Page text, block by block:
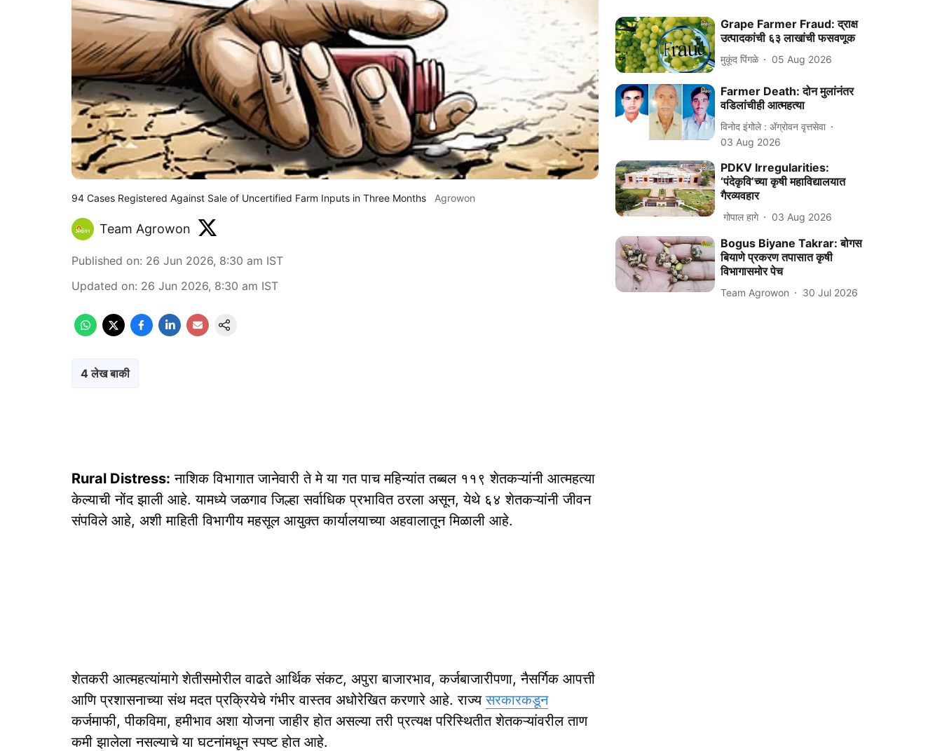
94 Cases Registered Against Sale of Uncertified Farm Inputs in Three Months Agrowon
Team Agrowon
Published on: 26 Jun 2026, 8:30 am IST
Updated on: 26 Jun 2026, 8:30 am IST
4 लेख बाकी
Rural Distress: नाशिक विभागात जानेवारी ते मे या गत पाच महिन्यांत तब्बल ११९ शेतकऱ्यांनी आत्महत्या
केल्याची नोंद झाली आहे. यामध्ये जळगाव जिल्हा सर्वाधिक प्रभावित ठरला असून, येथे ६४ शेतकऱ्यांनी जीवन
संपविले आहे, अशी माहिती विभागीय महसूल आयुक्त कार्यालयाच्या अहवालातून मिळाली आहे.
शेतकरी आत्महत्यांमागे शेतीसमोरील वाढते आर्थिक संकट, अपुरा बाजारभाव, कर्जबाजारीपणा, नैसर्गिक आपत्ती
आणि प्रशासनाच्या संथ मदत प्रक्रियेचे गंभीर वास्तव अधोरेखित करणारे आहे. राज्यसरकारकडून
कर्जमाफी, पीकविमा, हमीभाव अशा योजना जाहीर होत असल्या तरी प्रत्यक्ष परिस्थितीत शेतकऱ्यांवरील ताण
कमी झालेला नसल्याचे या घटनांमधून स्पष्ट होत आहे.
Grape Farmer Fraud: द्राक्ष
उत्पादकांची ६३ लाखांची फसवणूक
मुकूंद पिंगळे 05 Aug 2026
Farmer Death: दोन मुलांनंतर
वडिलांचीही आत्महत्या
विनोद इंगोले : ॲग्रोवन वृत्तसेवा
03 Aug 2026
PDKV Irregularities:
‘पंदेकृवि’च्या कृषी महाविद्यालयात
गैरव्यवहार
गोपाल हागे 03 Aug 2026
Bogus Biyane Takrar: बोगस
बियाणे प्रकरण तपासात कृषी
विभागासमोर पेच
Team Agrowon 30 Jul 2026